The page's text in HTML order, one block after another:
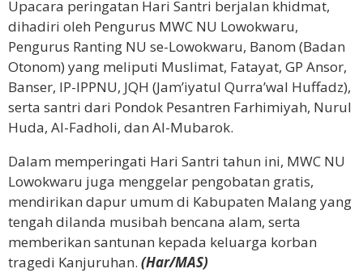
Upacara peringatan Hari Santri berjalan khidmat,
dihadiri oleh Pengurus MWC NU Lowokwaru,
Pengurus Ranting NU se-Lowokwaru, Banom (Badan
Otonom) yang meliputi Muslimat, Fatayat, GP Ansor,
Banser, IP-IPPNU, JQH (Jam’iyatul Qurra’wal Huffadz),
serta santri dari Pondok Pesantren Farhimiyah, Nurul
Huda, Al-Fadholi, dan Al-Mubarok.
Dalam memperingati Hari Santri tahun ini, MWC NU
Lowokwaru juga menggelar pengobatan gratis,
mendirikan dapur umum di Kabupaten Malang yang
tengah dilanda musibah bencana alam, serta
memberikan santunan kepada keluarga korban
tragedi Kanjuruhan. (Har/MAS)